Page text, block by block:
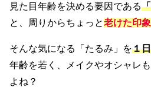
見た目年齢を決める要因である
と、周りからちょっと老けた印
そんな気になる「たるみ」を１
年齢を若く、メイクやオシャレ
よね？